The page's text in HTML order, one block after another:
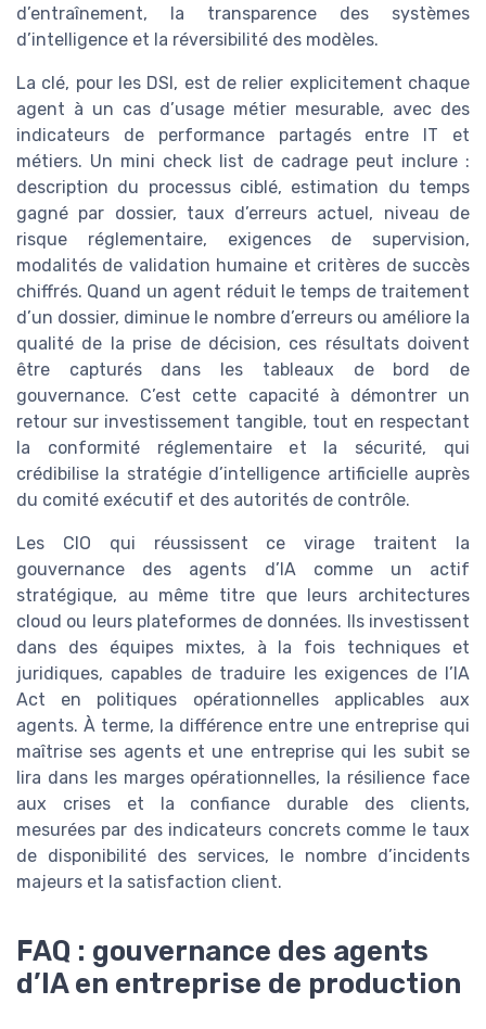
d’entraînement, la transparence des systèmes
d’intelligence et la réversibilité des modèles.
La clé, pour les DSI, est de relier explicitement chaque
agent à un cas d’usage métier mesurable, avec des
indicateurs de performance partagés entre IT et
métiers. Un mini check list de cadrage peut inclure :
description du processus ciblé, estimation du temps
gagné par dossier, taux d’erreurs actuel, niveau de
risque réglementaire, exigences de supervision,
modalités de validation humaine et critères de succès
chiffrés. Quand un agent réduit le temps de traitement
d’un dossier, diminue le nombre d’erreurs ou améliore la
qualité de la prise de décision, ces résultats doivent
être capturés dans les tableaux de bord de
gouvernance. C’est cette capacité à démontrer un
retour sur investissement tangible, tout en respectant
la conformité réglementaire et la sécurité, qui
crédibilise la stratégie d’intelligence artificielle auprès
du comité exécutif et des autorités de contrôle.
Les CIO qui réussissent ce virage traitent la
gouvernance des agents d’IA comme un actif
stratégique, au même titre que leurs architectures
cloud ou leurs plateformes de données. Ils investissent
dans des équipes mixtes, à la fois techniques et
juridiques, capables de traduire les exigences de l’IA
Act en politiques opérationnelles applicables aux
agents. À terme, la différence entre une entreprise qui
maîtrise ses agents et une entreprise qui les subit se
lira dans les marges opérationnelles, la résilience face
aux crises et la confiance durable des clients,
mesurées par des indicateurs concrets comme le taux
de disponibilité des services, le nombre d’incidents
majeurs et la satisfaction client.
FAQ : gouvernance des agents
d’IA en entreprise de production